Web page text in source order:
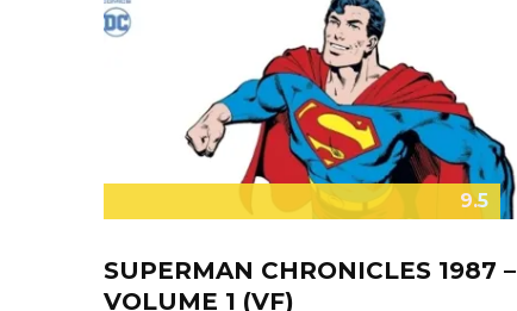
9.5
SUPERMAN CHRONICLES 1987 –
VOLUME 1 (VF)